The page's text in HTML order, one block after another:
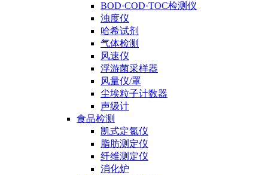
BOD·COD·TOC检测仪
浊度仪
哈希试剂
气体检测
风速仪
浮游菌采样器
风量仪/罩
尘埃粒子计数器
声级计
食品检测
凯式定氮仪
脂肪测定仪
纤维测定仪
消化炉